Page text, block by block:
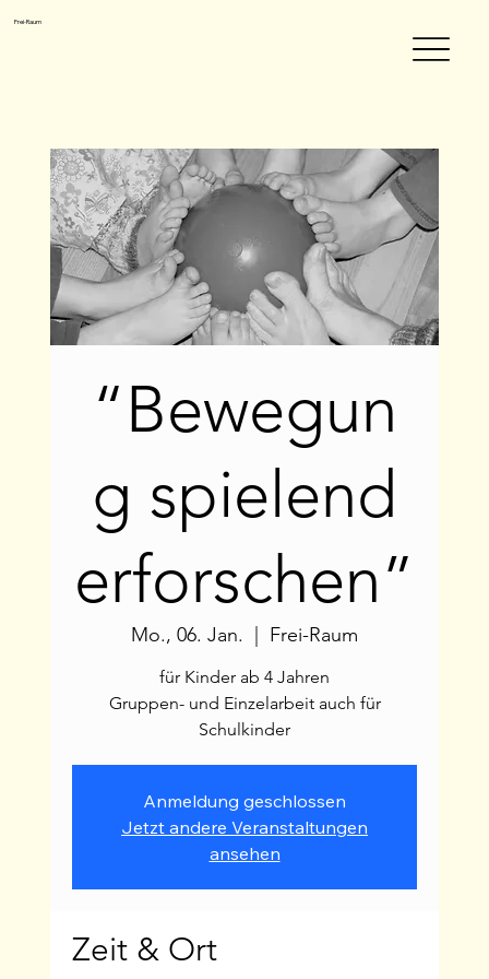
Frei-Raum
“Bewegun
g spielend
erforschen”
Mo., 06. Jan. Frei-Raum
für Kinder ab 4 Jahren
Gruppen- und Einzelarbeit auch für
Schulkinder
Anmeldung geschlossen
Jetzt andere Veranstaltungen
ansehen
Zeit & Ort